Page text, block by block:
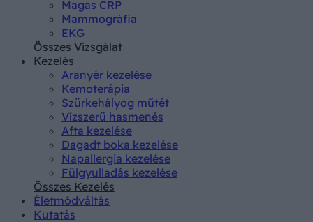
Magas CRP
Mammográfia
EKG
Összes Vizsgálat
Kezelés
Aranyér kezelése
Kemoterápia
Szürkehályog műtét
Vízszerű hasmenés
Afta kezelése
Dagadt boka kezelése
Napallergia kezelése
Fülgyulladás kezelése
Összes Kezelés
Életmódváltás
Kutatás